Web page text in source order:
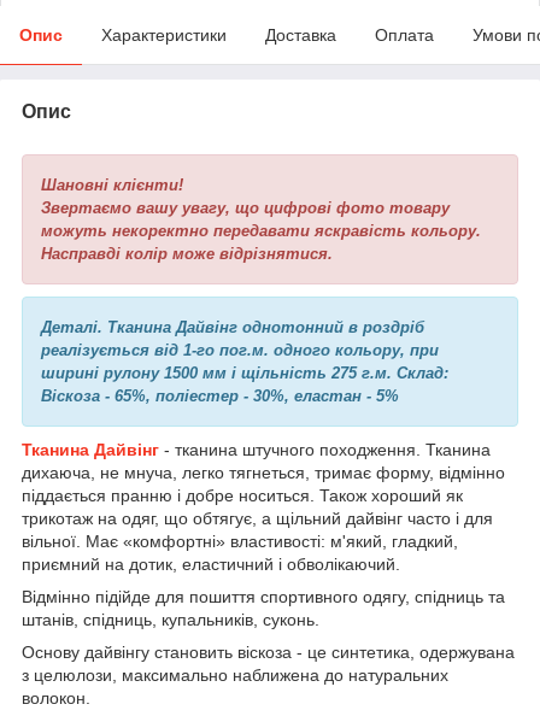
Опис Характеристики Доставка Оплата Умови
Опис
Шановні клієнти!
Звертаємо вашу увагу, що цифрові фото товару
можуть некоректно передавати яскравість кольору.
Насправді колір може відрізнятися.
Деталі. Тканина Дайвінг однотонний в роздріб
реалізується від 1-го пог.м. одного кольору, при
ширині рулону 1500 мм і щільність 275 г.м. Склад:
Віскоза - 65%, поліестер - 30%, еластан - 5%
Тканина Дайвінг - тканина штучного походження. Тканина
дихаюча, не мнуча, легко тягнеться, тримає форму, відмінно
піддається пранню і добре носиться. Також хороший як
трикотаж на одяг, що обтягує, а щільний дайвінг часто і для
вільної. Має «комфортні» властивості: м'який, гладкий,
приємний на дотик, еластичний і обволікаючий.
Відмінно підійде для пошиття спортивного одягу, спідниць та
штанів, спідниць, купальників, суконь.
Основу дайвінгу становить віскоза - це синтетика, одержувана
з целюлози, максимально наближена до натуральних
волокон.